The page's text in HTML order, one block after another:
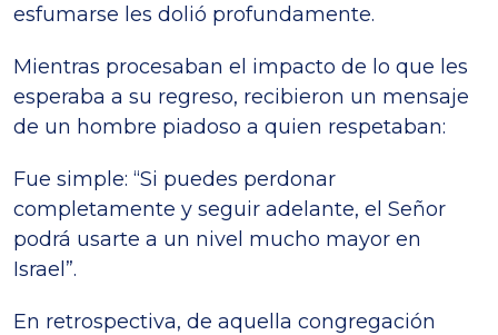
esfumarse les dolió profundamente.
Mientras procesaban el impacto de lo que les
esperaba a su regreso, recibieron un mensaje
de un hombre piadoso a quien respetaban:
Fue simple: “Si puedes perdonar
completamente y seguir adelante, el Señor
podrá usarte a un nivel mucho mayor en
Israel”.
En retrospectiva, de aquella congregación